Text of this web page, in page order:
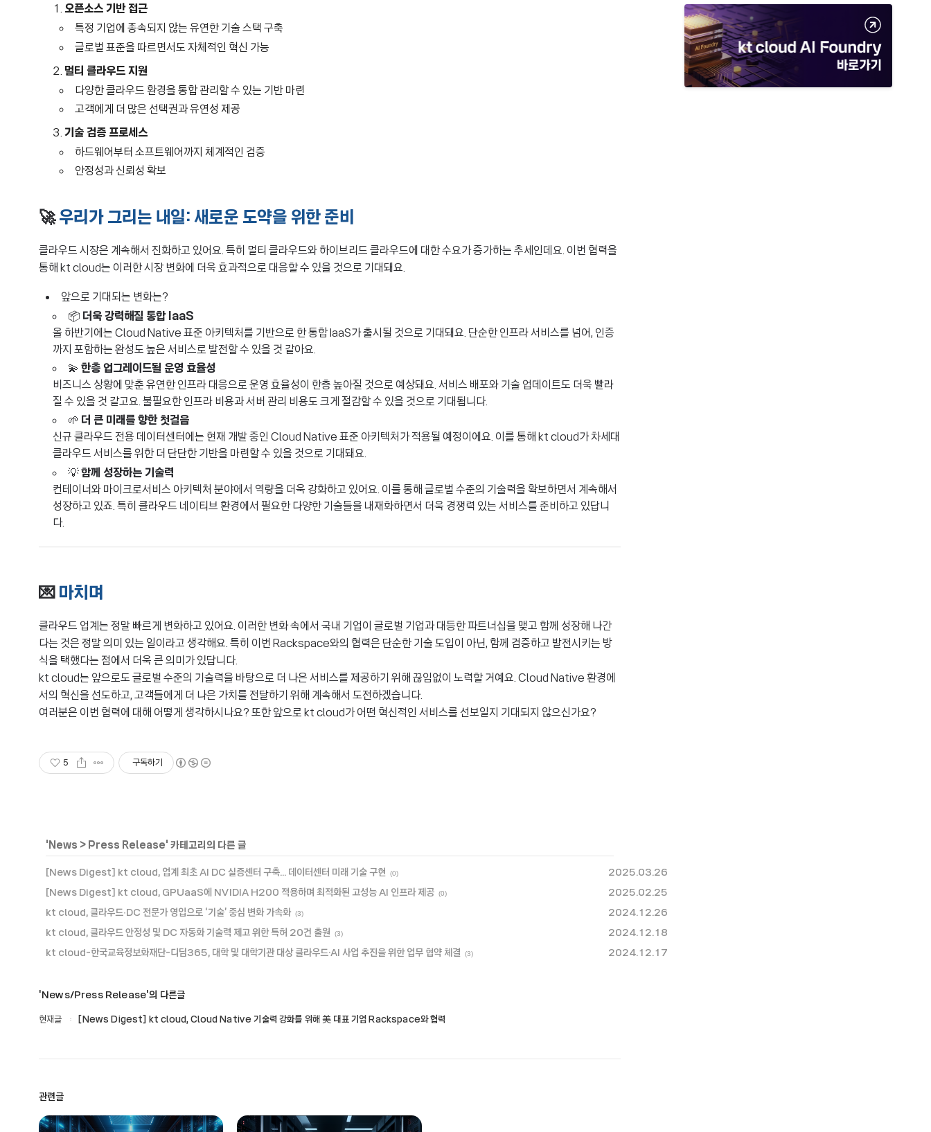
오픈소스 기반 접근
특정 기업에 종속되지 않는 유연한 기술 스택 구축
글로벌 표준을 따르면서도 자체적인 혁신 가능
멀티 클라우드 지원
다양한 클라우드 환경을 통합 관리할 수 있는 기반 마련
고객에게 더 많은 선택권과 유연성 제공
기술 검증 프로세스
하드웨어부터 소프트웨어까지 체계적인 검증
안정성과 신뢰성 확보
🚀우리가 그리는 내일: 새로운 도약을 위한 준비
클라우드 시장은 계속해서 진화하고 있어요. 특히 멀티 클라우드와 하이브리드 클라우드에 대한 수요가 증가하는 추세인데요. 이번 협력을
통해 kt cloud는 이러한 시장 변화에 더욱 효과적으로 대응할 수 있을 것으로 기대돼요.
앞으로 기대되는 변화는?
📦 더욱 강력해질 통합 IaaS
올 하반기에는 Cloud Native 표준 아키텍처를 기반으로 한 통합 IaaS가 출시될 것으로 기대돼요. 단순한 인프라 서비스를 넘어, 인증
까지 포함하는 완성도 높은 서비스로 발전할 수 있을 것 같아요.
💫 한층 업그레이드될 운영 효율성
비즈니스 상황에 맞춘 유연한 인프라 대응으로 운영 효율성이 한층 높아질 것으로 예상돼요. 서비스 배포와 기술 업데이트도 더욱 빨라
질 수 있을 것 같고요. 불필요한 인프라 비용과 서버 관리 비용도 크게 절감할 수 있을 것으로 기대됩니다.
🌱 더 큰 미래를 향한 첫걸음
신규 클라우드 전용 데이터센터에는 현재 개발 중인 Cloud Native 표준 아키텍처가 적용될 예정이에요. 이를 통해 kt cloud가 차세대
클라우드 서비스를 위한 더 단단한 기반을 마련할 수 있을 것으로 기대돼요.
💡함께 성장하는 기술력
컨테이너와 마이크로서비스 아키텍처 분야에서 역량을 더욱 강화하고 있어요. 이를 통해 글로벌 수준의 기술력을 확보하면서 계속해서
성장하고 있죠. 특히 클라우드 네이티브 환경에서 필요한 다양한 기술들을 내재화하면서 더욱 경쟁력 있는 서비스를 준비하고 있답니
다.
💌 마치며
클라우드 업계는 정말 빠르게 변화하고 있어요. 이러한 변화 속에서 국내 기업이 글로벌 기업과 대등한 파트너십을 맺고 함께 성장해 나간
다는 것은 정말 의미 있는 일이라고 생각해요. 특히 이번 Rackspace와의 협력은 단순한 기술 도입이 아닌, 함께 검증하고 발전시키는 방
식을 택했다는 점에서 더욱 큰 의미가 있답니다.
kt cloud는 앞으로도 글로벌 수준의 기술력을 바탕으로 더 나은 서비스를 제공하기 위해 끊임없이 노력할 거예요. Cloud Native 환경에
서의 혁신을 선도하고, 고객들에게 더 나은 가치를 전달하기 위해 계속해서 도전하겠습니다.
여러분은 이번 협력에 대해 어떻게 생각하시나요? 또한 앞으로 kt cloud가 어떤 혁신적인 서비스를 선보일지 기대되지 않으신가요?
5 구독하기
' News > Press Release' 카테고리의 다른 글
[News Digest] kt cloud, 업계 최초 AI DC 실증센터 구축... 데이터센터 미래 기술 구현 (0)
2025.03.26
[News Digest] kt cloud, GPUaaS에 NVIDIA H200 적용하며 최적화된 고성능 AI 인프라 제공 (0)
2025.02.25
kt cloud, 클라우드∙DC 전문가 영입으로 ‘기술’ 중심 변화 가속화 (3)
2024.12.26
kt cloud, 클라우드 안정성 및 DC 자동화 기술력 제고 위한 특허 20건 출원
(3)
2024.12.18
kt cloud-한국교육정보화재단-디딤365, 대학 및 대학기관 대상 클라우드·AI 사업 추진을 위한 업무 협약 체결
(3) 2024.12.17
'News/Press Release'의 다른글
현재글 [News Digest] kt cloud, Cloud Native 기술력 강화를 위해 美 대표 기업 Rackspace와 협력
관련글